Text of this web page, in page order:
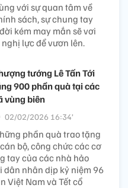
với sự quan tâm về
sách, sự chung tay
kém may mắn sẽ vơi
lực để vươn lên.
tướng Lê Tấn Tới
900 phần quà tại các
vùng biên
02/02/2026 16:34’
phần quà trao tặng
bộ, công chức các cơ
tay của các nhà hảo
dân nhân dịp kỷ niệm 96
Việt Nam và Tết cổ